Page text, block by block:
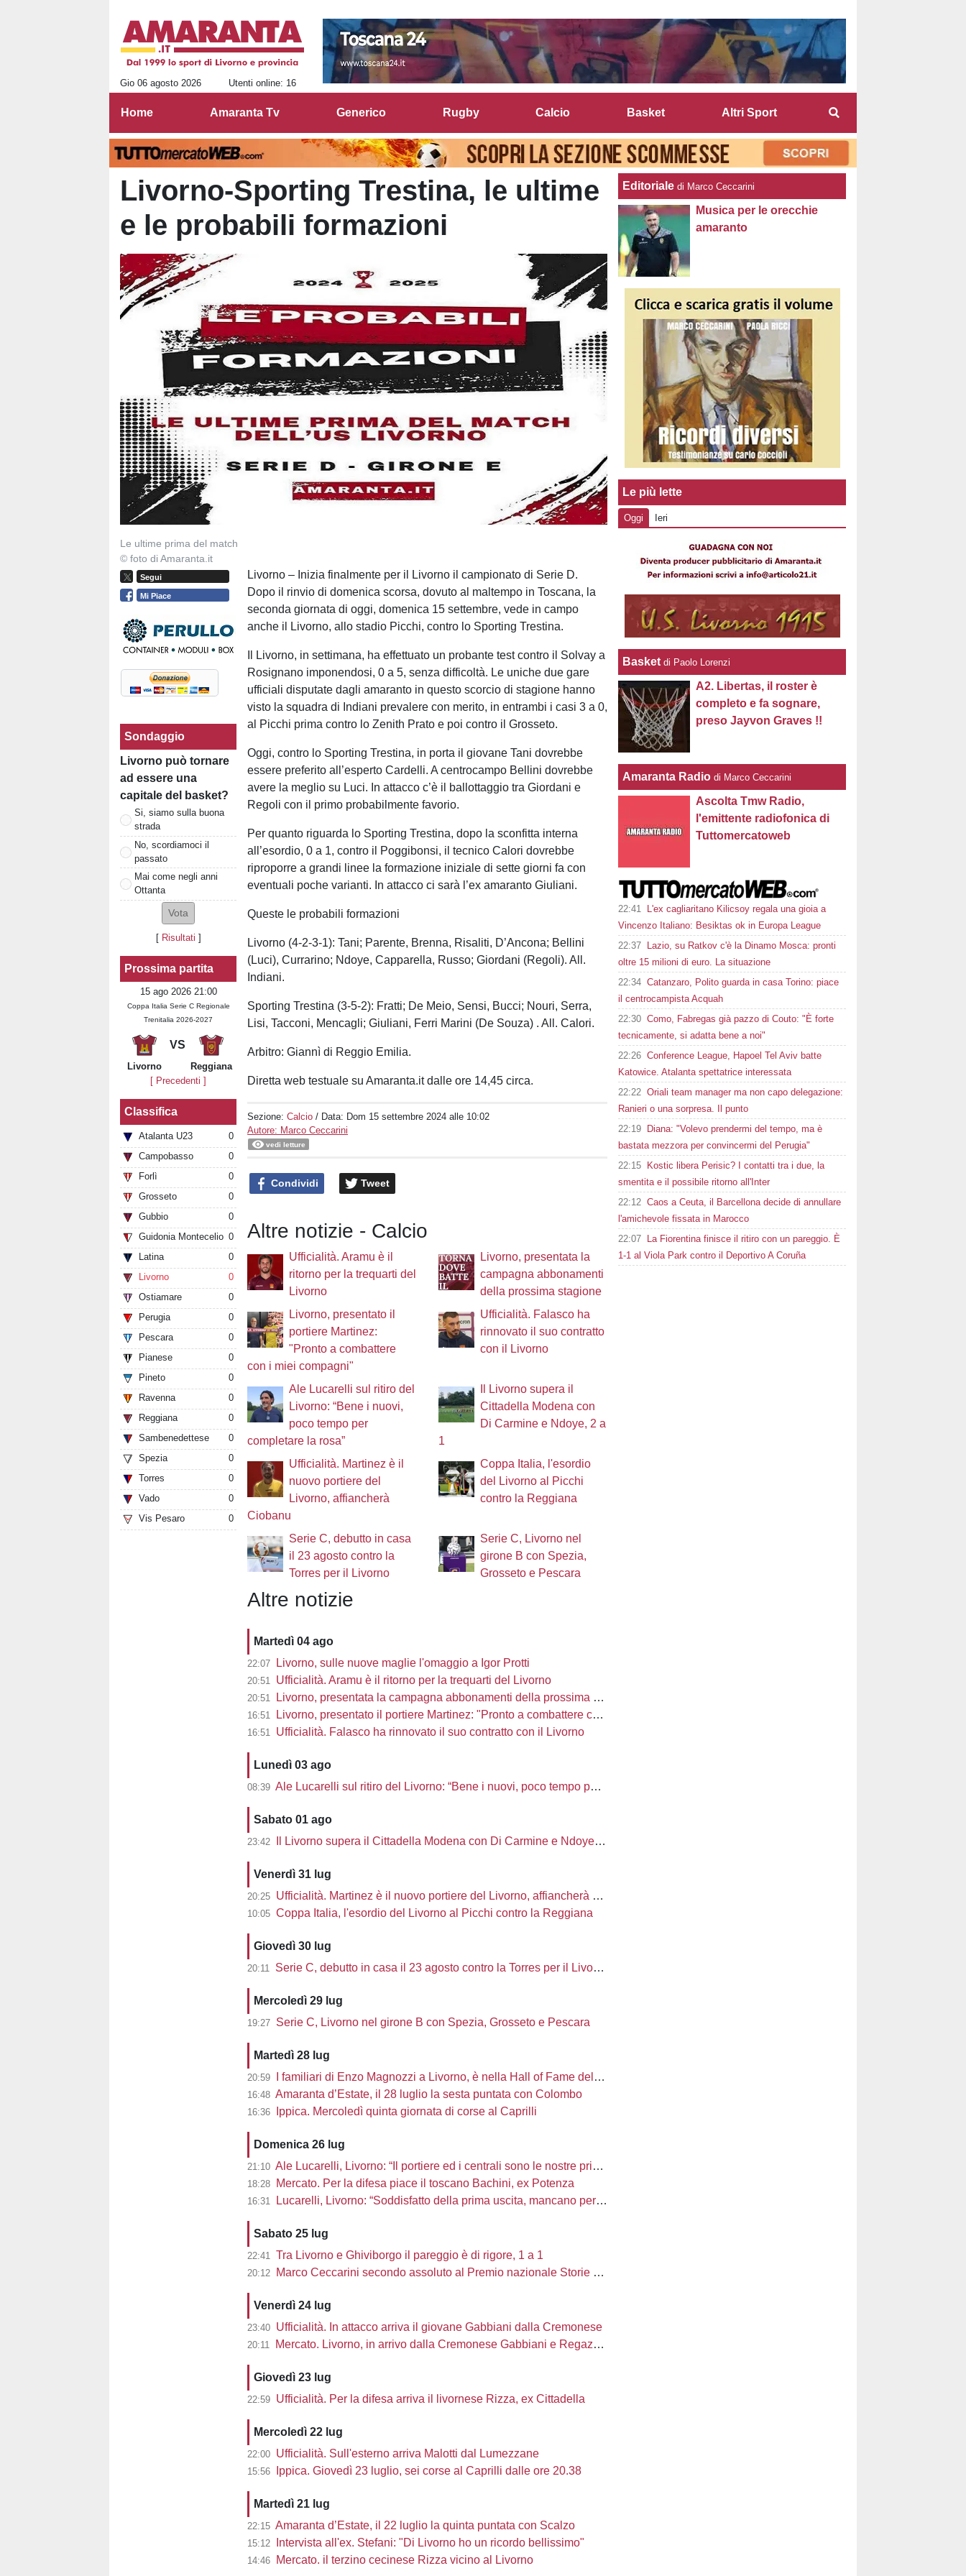
Gio 06 agosto 2026 Utenti online: 16
Home Amaranta Tv Generico Rugby Calcio Basket Altri Sport
Livorno-Sporting Trestina, le ultime
e le probabili formazioni
Le ultime prima del match
© foto di Amaranta.it
Segui
Mi Piace
Sondaggio
Livorno può tornare
ad essere una
capitale del basket?
Si, siamo sulla buona
strada
No, scordiamoci il
passato
Mai come negli anni
Ottanta
[ Risultati ]
Prossima partita
15 ago 2026 21:00
Coppa Italia Serie C Regionale
Trenitalia 2026-2027
VS
Livorno
Reggiana
[ Precedenti ]
Classifica
Atalanta U23
0
Campobasso
0
Forlì
0
Grosseto
0
Gubbio
0
Guidonia Montecelio 0
Latina
0
Livorno
0
Ostiamare
0
Perugia
0
Pescara
0
Pianese
0
Pineto
0
Ravenna
0
Reggiana
0
Sambenedettese
0
Spezia
0
Torres
0
Vado
0
Vis Pesaro
0
Livorno – Inizia finalmente per il Livorno il campionato di Serie D.
Dopo il rinvio di domenica scorsa, dovuto al maltempo in Toscana, la
seconda giornata di oggi, domenica 15 settembre, vede in campo
anche il Livorno, allo stadio Picchi, contro lo Sporting Trestina.
Il Livorno, in settimana, ha effettuato un probante test contro il Solvay a
Rosignano imponendosi, 0 a 5, senza difficoltà. Le uniche due gare
ufficiali disputate dagli amaranto in questo scorcio di stagione hanno
visto la squadra di Indiani prevalere con merito, in entrambi i casi 3 a 0,
al Picchi prima contro lo Zenith Prato e poi contro il Grosseto.
Oggi, contro lo Sporting Trestina, in porta il giovane Tani dovrebbe
essere preferito all’esperto Cardelli. A centrocampo Bellini dovrebbe
avere la meglio su Luci. In attacco c’è il ballottaggio tra Giordani e
Regoli con il primo probabilmente favorio.
Per quanto riguarda lo Sporting Trestina, dopo la sconfitta interna
all’esordio, 0 a 1, contro il Poggibonsi, il tecnico Calori dovrebbe
riproporre a grandi linee la formazione iniziale di sette giorni fa con
eventuali poche varianti. In attacco ci sarà l’ex amaranto Giuliani.
Queste le probabili formazioni
Livorno (4-2-3-1): Tani; Parente, Brenna, Risaliti, D’Ancona; Bellini
(Luci), Currarino; Ndoye, Capparella, Russo; Giordani (Regoli). All.
Indiani.
Sporting Trestina (3-5-2): Fratti; De Meio, Sensi, Bucci; Nouri, Serra,
Lisi, Tacconi, Mencagli; Giuliani, Ferri Marini (De Souza) . All. Calori.
Arbitro: Giannì di Reggio Emilia.
Diretta web testuale su Amaranta.it dalle ore 14,45 circa.
Sezione:Calcio / Data: Dom 15 settembre 2024 alle 10:02
Autore: Marco Ceccarini
vedi letture
Condividi Tweet
Altre notizie - Calcio
Ufficialità. Aramu è il
ritorno per la trequarti del
Livorno
Livorno, presentata la
campagna abbonamenti
della prossima stagione
Livorno, presentato il
portiere Martinez:
"Pronto a combattere
con i miei compagni"
Ufficialità. Falasco ha
rinnovato il suo contratto
con il Livorno
Ale Lucarelli sul ritiro del
Livorno: “Bene i nuovi,
poco tempo per
completare la rosa”
Il Livorno supera il
Cittadella Modena con
Di Carmine e Ndoye, 2 a
1
Ufficialità. Martinez è il
nuovo portiere del
Livorno, affiancherà
Ciobanu
Coppa Italia, l'esordio
del Livorno al Picchi
contro la Reggiana
Serie C, debutto in casa
il 23 agosto contro la
Torres per il Livorno
Serie C, Livorno nel
girone B con Spezia,
Grosseto e Pescara
Altre notizie
Martedì 04 ago
22:07 Livorno, sulle nuove maglie l'omaggio a Igor Protti
20:51 Ufficialità. Aramu è il ritorno per la trequarti del Livorno
20:51 Livorno, presentata la campagna abbonamenti della prossima stagione
16:51 Livorno, presentato il portiere Martinez: "Pronto a combattere con i miei compagni"
16:51 Ufficialità. Falasco ha rinnovato il suo contratto con il Livorno
Lunedì 03 ago
08:39 Ale Lucarelli sul ritiro del Livorno: “Bene i nuovi, poco tempo per completare la rosa”
Sabato 01 ago
23:42 Il Livorno supera il Cittadella Modena con Di Carmine e Ndoye, 2 a 1
Venerdì 31 lug
20:25 Ufficialità. Martinez è il nuovo portiere del Livorno, affiancherà Ciobanu
10:05 Coppa Italia, l'esordio del Livorno al Picchi contro la Reggiana
Giovedì 30 lug
20:11 Serie C, debutto in casa il 23 agosto contro la Torres per il Livorno
Mercoledì 29 lug
19:27 Serie C, Livorno nel girone B con Spezia, Grosseto e Pescara
Martedì 28 lug
20:59 I familiari di Enzo Magnozzi a Livorno, è nella Hall of Fame del calcio Usa
16:48 Amaranta d’Estate, il 28 luglio la sesta puntata con Colombo
16:36 Ippica. Mercoledì quinta giornata di corse al Caprilli
Domenica 26 lug
21:10 Ale Lucarelli, Livorno: “Il portiere ed i centrali sono le nostre priorità”
18:28 Mercato. Per la difesa piace il toscano Bachini, ex Potenza
16:31 Lucarelli, Livorno: “Soddisfatto della prima uscita, mancano però una decina di innesti”
Sabato 25 lug
22:41 Tra Livorno e Ghiviborgo il pareggio è di rigore, 1 a 1
20:12 Marco Ceccarini secondo assoluto al Premio nazionale Storie di Sport
Venerdì 24 lug
23:40 Ufficialità. In attacco arriva il giovane Gabbiani dalla Cremonese
20:11 Mercato. Livorno, in arrivo dalla Cremonese Gabbiani e Regazzetti
Giovedì 23 lug
22:59 Ufficialità. Per la difesa arriva il livornese Rizza, ex Cittadella
Mercoledì 22 lug
22:00 Ufficialità. Sull'esterno arriva Malotti dal Lumezzane
15:56 Ippica. Giovedì 23 luglio, sei corse al Caprilli dalle ore 20.38
Martedì 21 lug
22:15 Amaranta d’Estate, il 22 luglio la quinta puntata con Scalzo
15:12 Intervista all'ex. Stefani: "Di Livorno ho un ricordo bellissimo"
14:46 Mercato. il terzino cecinese Rizza vicino al Livorno
Editoriale di Marco Ceccarini
Musica per le orecchie
amaranto
Le più lette
Oggi Ieri
Basket di Paolo Lorenzi
A2. Libertas, il roster è
completo e fa sognare,
preso Jayvon Graves !!
Amaranta Radio di Marco Ceccarini
Ascolta Tmw Radio,
l'emittente radiofonica di
Tuttomercatoweb
22:41
L'ex cagliaritano Kilicsoy regala una gioia a
Vincenzo Italiano: Besiktas ok in Europa League
22:37
Lazio, su Ratkov c'è la Dinamo Mosca: pronti
oltre 15 milioni di euro. La situazione
22:34 Catanzaro, Polito guarda in casa Torino: piace
il centrocampista Acquah
22:30 Como, Fabregas già pazzo di Couto: "È forte
tecnicamente, si adatta bene a noi"
22:26 Conference League, Hapoel Tel Aviv batte
Katowice. Atalanta spettatrice interessata
22:22 Oriali team manager ma non capo delegazione:
Ranieri o una sorpresa. Il punto
22:19
Diana: "Volevo prendermi del tempo, ma è
bastata mezzora per convincermi del Perugia"
22:15
Kostic libera Perisic? I contatti tra i due, la
smentita e il possibile ritorno all'Inter
22:12 Caos a Ceuta, il Barcellona decide di annullare
l'amichevole fissata in Marocco
22:07
La Fiorentina finisce il ritiro con un pareggio. È
1-1 al Viola Park contro il Deportivo A Coruña